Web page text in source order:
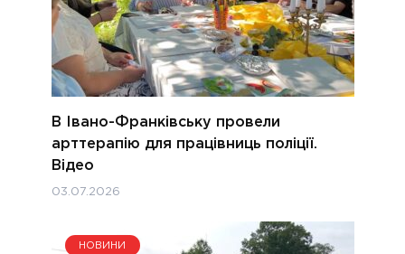
В Івано-Франківську провели
арттерапію для працівниць поліції.
Відео
03.07.2026
НОВИНИ